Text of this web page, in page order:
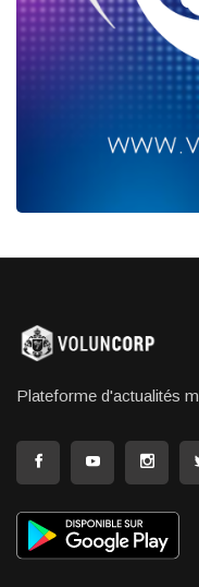
Plateforme d'actualités